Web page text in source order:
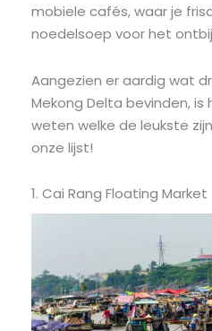
mobiele cafés, waar je
noedelsoep voor het
Aangezien er aardig wat
Mekong Delta bevinden,
weten welke de leukste
onze lijst!
1. Cai Rang Floating Market